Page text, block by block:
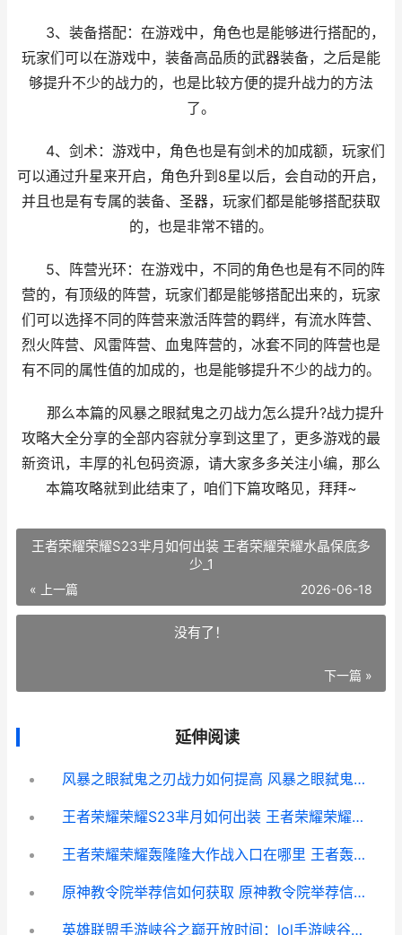
3、装备搭配：在游戏中，角色也是能够进行搭配的，
玩家们可以在游戏中，装备高品质的武器装备，之后是能
够提升不少的战力的，也是比较方便的提升战力的方法
了。
4、剑术：游戏中，角色也是有剑术的加成额，玩家们
可以通过升星来开启，角色升到8星以后，会自动的开启，
并且也是有专属的装备、圣器，玩家们都是能够搭配获取
的，也是非常不错的。
5、阵营光环：在游戏中，不同的角色也是有不同的阵
营的，有顶级的阵营，玩家们都是能够搭配出来的，玩家
们可以选择不同的阵营来激活阵营的羁绊，有流水阵营、
烈火阵营、风雷阵营、血鬼阵营的，冰套不同的阵营也是
有不同的属性值的加成的，也是能够提升不少的战力的。
那么本篇的风暴之眼弑鬼之刃战力怎么提升?战力提升
攻略大全分享的全部内容就分享到这里了，更多游戏的最
新资讯，丰厚的礼包码资源，请大家多多关注小编，那么
本篇攻略就到此结束了，咱们下篇攻略见，拜拜~
王者荣耀荣耀S23芈月如何出装 王者荣耀荣耀水晶保底多
少_1
« 上一篇 2026-06-18
没有了！
下一篇 »
延伸阅读
风暴之眼弑鬼之刃战力如何提高 风暴之眼弑鬼之刃官网
王者荣耀荣耀S23芈月如何出装 王者荣耀荣耀水晶保底多少_1
王者荣耀荣耀轰隆隆大作战入口在哪里 王者轰炸破解版下载
原神教令院举荐信如何获取 原神教令院举荐信有什么用
英雄联盟手游峡谷之巅开放时间：lol手游峡谷之巅几点开启[多图]